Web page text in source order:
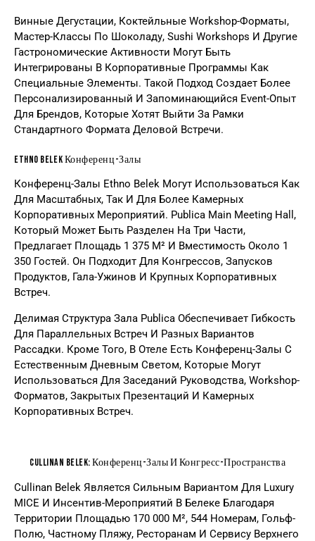
Винные Дегустации, Коктейльные Workshop-Форматы,
Мастер-Классы По Шоколаду, Sushi Workshops И Другие
Гастрономические Активности Могут Быть
Интегрированы В Корпоративные Программы Как
Специальные Элементы. Такой Подход Создает Более
Персонализированный И Запоминающийся Event-Опыт
Для Брендов, Которые Хотят Выйти За Рамки
Стандартного Формата Деловой Встречи.
Ethno Belek Конференц-Залы
Конференц-Залы Ethno Belek Могут Использоваться Как
Для Масштабных, Так И Для Более Камерных
Корпоративных Мероприятий. Publica Main Meeting Hall,
Который Может Быть Разделен На Три Части,
Предлагает Площадь 1 375 М² И Вместимость Около 1
350 Гостей. Он Подходит Для Конгрессов, Запусков
Продуктов, Гала-Ужинов И Крупных Корпоративных
Встреч.
Делимая Структура Зала Publica Обеспечивает Гибкость
Для Параллельных Встреч И Разных Вариантов
Рассадки. Кроме Того, В Отеле Есть Конференц-Залы С
Естественным Дневным Светом, Которые Могут
Использоваться Для Заседаний Руководства, Workshop-
Форматов, Закрытых Презентаций И Камерных
Корпоративных Встреч.
Cullinan Belek: Конференц-Залы И Конгресс-Пространства
Cullinan Belek Является Сильным Вариантом Для Luxury
MICE И Инсентив-Мероприятий В Белеке Благодаря
Территории Площадью 170 000 М², 544 Номерам, Гольф-
Полю, Частному Пляжу, Ресторанам И Сервису Верхнего